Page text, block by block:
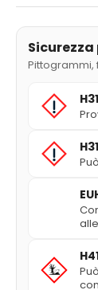
Pittogrammi,